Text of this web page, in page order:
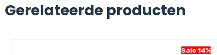
Gerelateerde producten
Sale 14%